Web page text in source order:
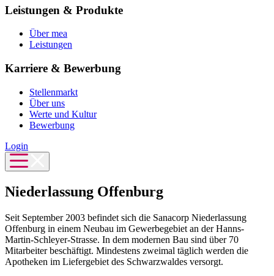
Leistungen & Produkte
Über mea
Leistungen
Karriere & Bewerbung
Stellenmarkt
Über uns
Werte und Kultur
Bewerbung
Login
Niederlassung Offenburg
Seit September 2003 befindet sich die Sanacorp Niederlassung
Offenburg in einem Neubau im Gewerbegebiet an der Hanns-
Martin-Schleyer-Strasse. In dem modernen Bau sind über 70
Mitarbeiter beschäftigt. Mindestens zweimal täglich werden die
Apotheken im Liefergebiet des Schwarzwaldes versorgt.